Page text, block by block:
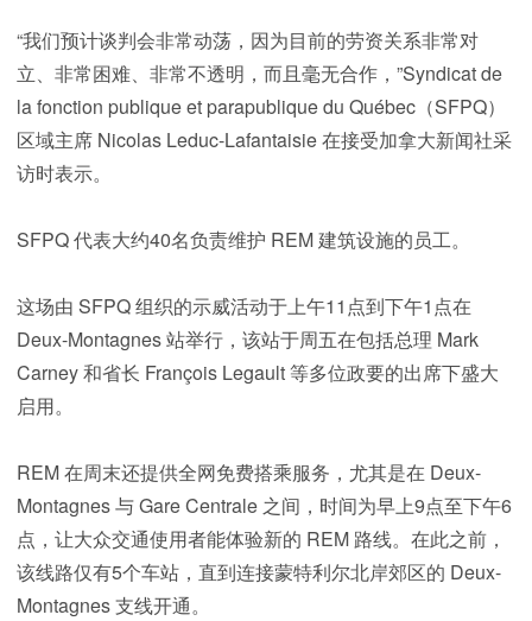
“我们预计谈判会非常动荡，因为目前的劳资关系非常对
立、非常困难、非常不透明，而且毫无合作，”Syndicat de
la fonction publique et parapublique du Québec（SFPQ）
区域主席 Nicolas Leduc-Lafantaisie 在接受加拿大新闻社采
访时表示。
SFPQ 代表大约40名负责维护 REM 建筑设施的员工。
这场由 SFPQ 组织的示威活动于上午11点到下午1点在
Deux-Montagnes 站举行，该站于周五在包括总理 Mark
Carney 和省长 François Legault 等多位政要的出席下盛大
启用。
REM 在周末还提供全网免费搭乘服务，尤其是在 Deux-
Montagnes 与 Gare Centrale 之间，时间为早上9点至下午6
点，让大众交通使用者能体验新的 REM 路线。在此之前，
该线路仅有5个车站，直到连接蒙特利尔北岸郊区的 Deux-
Montagnes 支线开通。